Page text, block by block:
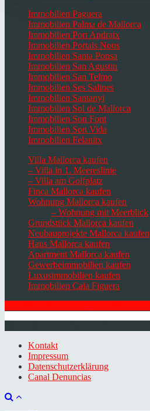
Immobilien Paguera
Immobilien Palma de Mallorca
Immobilien Port Andratx
Immobilien Portals Nous
Immobilien Santa Ponsa
Immobilien San Agustin
Immobilien San Telmo
Immobilien Ses Salines
Immobilien Santanyi
Immobilien Sol de Mallorca
Immobilien Son Font
Immobilien Son Vida
Immobilien Felanitx
Villa Mallorca kaufen
– Villa in 1. Meereslinie
– Villa am Golfplatz
Finca Mallorca kaufen
Wohnung Mallorca kaufen
– Wohnung mit Meerblick
Grundstück Mallorca kaufen
Neubauprojekte Mallorca kaufen
Haus Mallorca kaufen
Apartment Mallorca kaufen
Gewerbeimmobilien kaufen
Luxusimmobilien kaufen
Immobilien Cala Figuera
Kontakt
Impressum
Datenschutzerklärung
Canal Denuncias